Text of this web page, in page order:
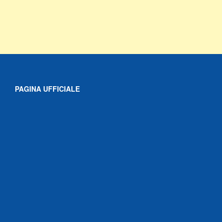
PAGINA UFFICIALE